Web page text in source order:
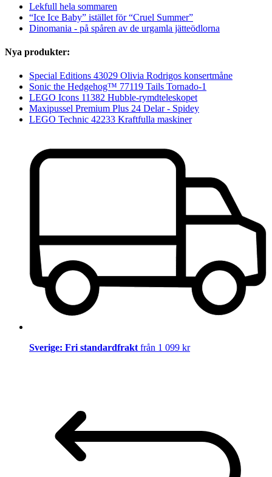
Lekfull hela sommaren
“Ice Ice Baby” istället för “Cruel Summer”
Dinomania - på spåren av de urgamla jätteödlorna
Nya produkter:
Special Editions 43029 Olivia Rodrigos konsertmåne
Sonic the Hedgehog™ 77119 Tails Tornado-1
LEGO Icons 11382 Hubble-rymdteleskopet
Maxipussel Premium Plus 24 Delar - Spidey
LEGO Technic 42233 Kraftfulla maskiner
Sverige: Fri standardfrakt från 1 099 kr